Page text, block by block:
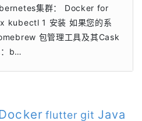
集群： Docker for
kubectl 1 安装 如果您的系
包管理工具及其Cask
：b…
flutter git Java